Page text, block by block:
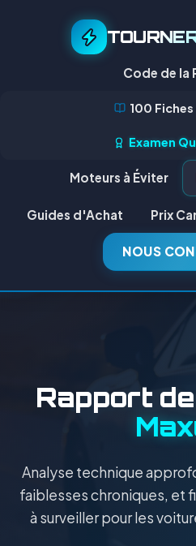
Code de la
100
Examen
Moteurs à Éviter
Guides d'Achat Prix
NOUS
Rapport
Analyse technique
faiblesses chroniques, et
à surveiller pour les